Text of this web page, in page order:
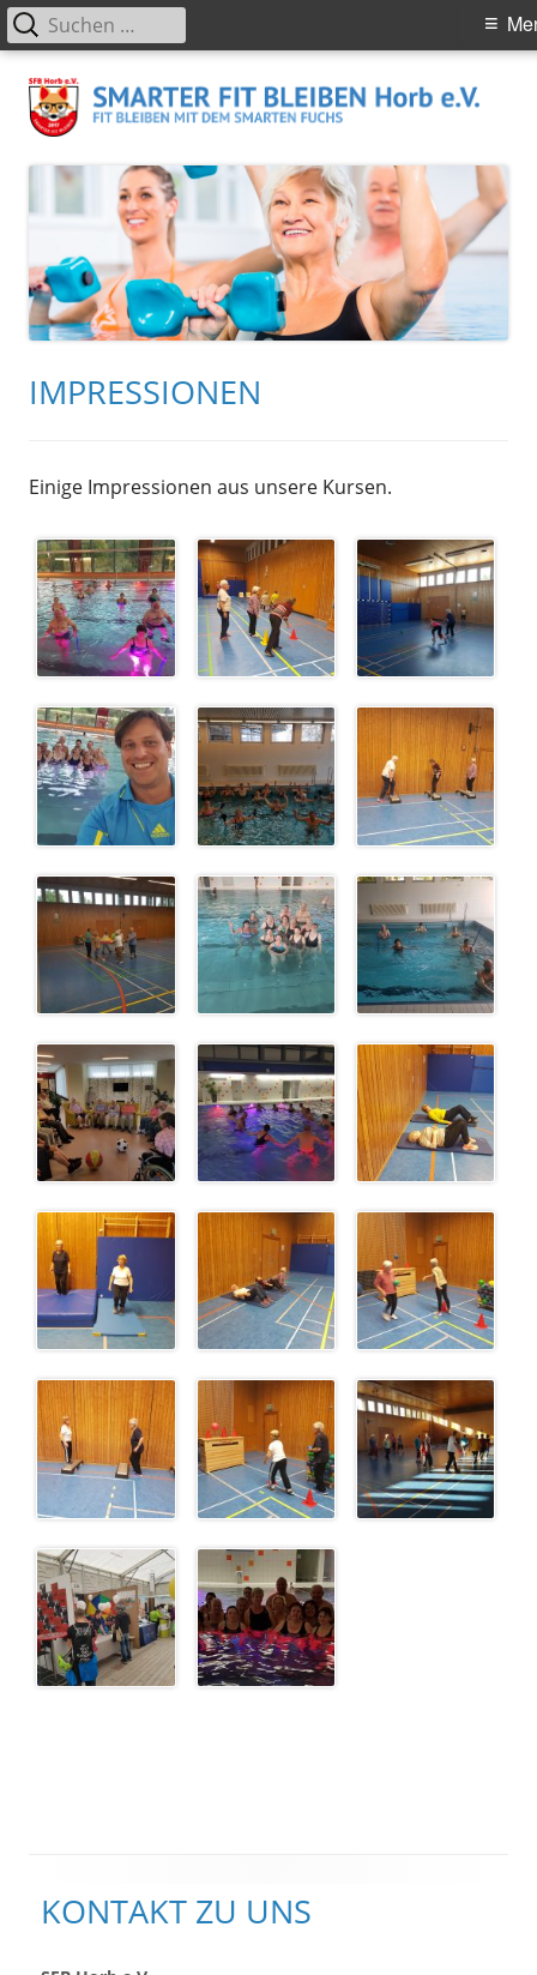
Springe
zum
Inhalt
Smarter Fit Bleiben in Horb am Neckar – Rehabilitationssport
Rehasport Sportangebote Wassergymnastik Aquafitness
Primäres
Menü
Suchen
nach:
IMPRESSIONEN
Einige Impressionen aus unsere Kursen.
Haupt-
Seitenleiste
KONTAKT ZU UNS